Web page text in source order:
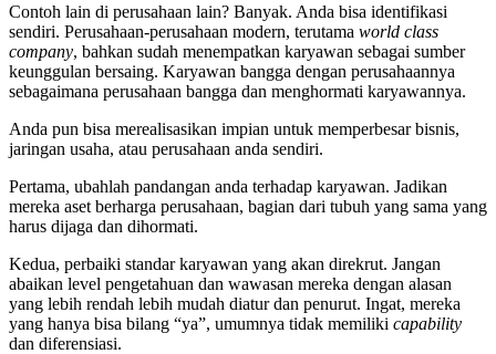
Contoh lain di perusahaan lain? Banyak. Anda bisa identifikasi
sendiri. Perusahaan-perusahaan modern, terutama world class
company, bahkan sudah menempatkan karyawan sebagai sumber
keunggulan bersaing. Karyawan bangga dengan perusahaannya
sebagaimana perusahaan bangga dan menghormati karyawannya.
Anda pun bisa merealisasikan impian untuk memperbesar bisnis,
jaringan usaha, atau perusahaan anda sendiri.
Pertama, ubahlah pandangan anda terhadap karyawan. Jadikan
mereka aset berharga perusahaan, bagian dari tubuh yang sama yang
harus dijaga dan dihormati.
Kedua, perbaiki standar karyawan yang akan direkrut. Jangan
abaikan level pengetahuan dan wawasan mereka dengan alasan
yang lebih rendah lebih mudah diatur dan penurut. Ingat, mereka
yang hanya bisa bilang “ya”, umumnya tidak memiliki capability
dan diferensiasi.